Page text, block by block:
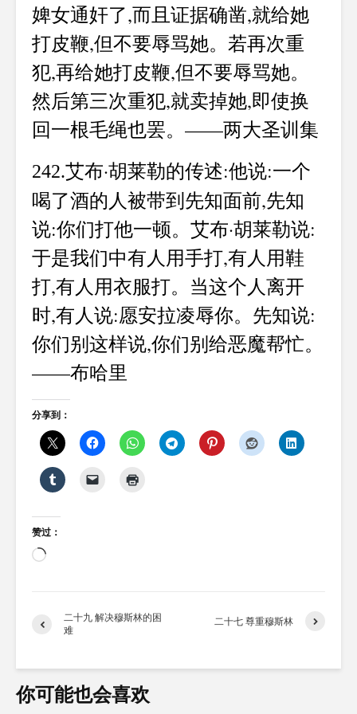
婢女通奸了,而且证据确凿,就给她
打皮鞭,但不要辱骂她。若再次重
犯,再给她打皮鞭,但不要辱骂她。
然后第三次重犯,就卖掉她,即使换
回一根毛绳也罢。——两大圣训集
242.艾布·胡莱勒的传述:他说:一个
喝了酒的人被带到先知面前,先知
说:你们打他一顿。艾布·胡莱勒说:
于是我们中有人用手打,有人用鞋
打,有人用衣服打。当这个人离开
时,有人说:愿安拉凌辱你。先知说:
你们别这样说,你们别给恶魔帮忙。
——布哈里
分享到：
赞过：
正
载…二十九 解决穆斯林的困
难
二十七 尊重穆斯林
你可能也会喜欢